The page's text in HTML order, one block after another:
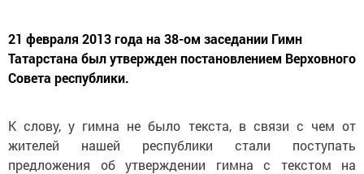
21 февраля 2013 года на 38-ом заседании Гимн
Татарстана был утвержден постановлением Верховного
Совета республики.
К слову, у гимна не было текста, в связи с чем от
жителей нашей республики стали поступать
предложения об утверждении гимна с текстом на